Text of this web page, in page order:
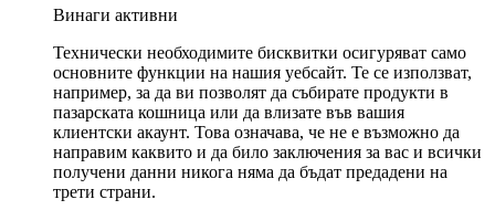
Винаги активни
Технически необходимите бисквитки осигуряват само
основните функции на нашия уебсайт. Те се използват,
например, за да ви позволят да събирате продукти в
пазарската кошница или да влизате във вашия
клиентски акаунт. Това означава, че не е възможно да
направим каквито и да било заключения за вас и всички
получени данни никога няма да бъдат предадени на
трети страни.